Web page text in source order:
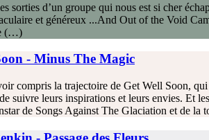
sorties d’un groupe qui nous est si cher
et généreux ...And Out of the Void
(…)
- Minus The Magic
compris la trajectoire de Get Well Soon,
suivre leurs inspirations et leurs envies. Et
de Songs Against The Glaciation et de la